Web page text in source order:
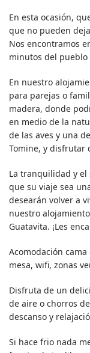
En esta ocasión,
que no pueden
Nos encontramos
minutos del pueblo
En nuestro
para parejas o
madera, donde
en medio de la
de las aves y una
Tomine, y disfrutar
La tranquilidad y
que su viaje sea
desearán volver a
nuestro
Guatavita. ¡Les
Acomodación
mesa, wifi, zonas
Disfruta de un
de aire o chorros
descanso y
Si hace frio nada